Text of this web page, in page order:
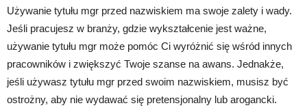
Używanie tytułu mgr przed nazwiskiem ma swoje zalety i wady.
Jeśli pracujesz w branży, gdzie wykształcenie jest ważne,
używanie tytułu mgr może pomóc Ci wyróżnić się wśród innych
pracowników i zwiększyć Twoje szanse na awans. Jednakże,
jeśli używasz tytułu mgr przed swoim nazwiskiem, musisz być
ostrożny, aby nie wydawać się pretensjonalny lub arogancki.